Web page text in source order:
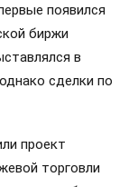
появился
биржи
в
сделки по
проект
торговли